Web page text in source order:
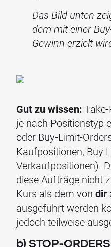
Das Bild unten
dem mit einer
Gewinn erzielt
Gut zu wissen:
je nach Positionstyp
oder Buy-Limit-
Kaufpositionen, Buy
Verkaufpositionen).
diese Aufträge nicht
Kurs als dem von dir
ausgeführt werden
jedoch teilweise
b) STOP-ORDERS